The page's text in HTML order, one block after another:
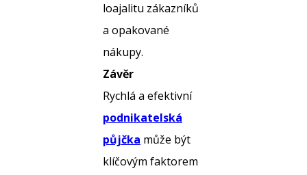
loajalitu zákazníků
a opakované
nákupy.
Závěr
Rychlá a efektivní
podnikatelská
půjčka může být
klíčovým faktorem